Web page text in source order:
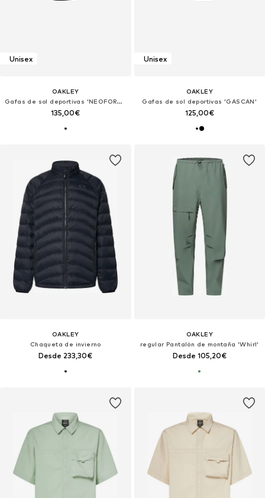
Unisex
OAKLEY
Gafas de sol deportivas 'NEOFORMA'
135,00€
Unisex
OAKLEY
Gafas de sol deportivas 'GASCAN'
125,00€
OAKLEY
Chaqueta de invierno
Desde 233,30€
OAKLEY
regular Pantalón de montaña 'Whirl'
Desde 105,20€